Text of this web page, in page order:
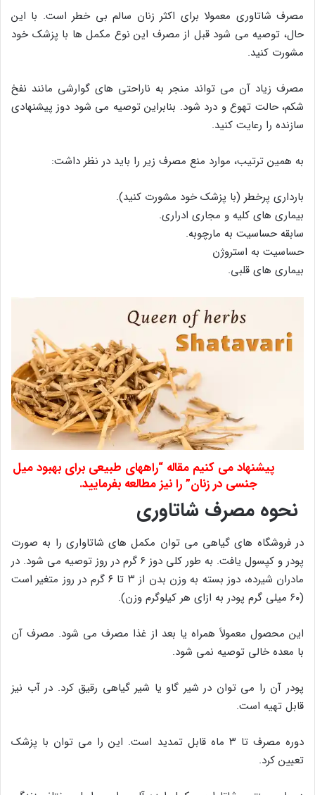
مصرف شاتاوری معمولا برای اکثر زنان سالم بی خطر است. با این
حال، توصیه می شود قبل از مصرف این نوع مکمل ها با پزشک خود
مشورت کنید.
مصرف زیاد آن می تواند منجر به ناراحتی های گوارشی مانند نفخ
شکم، حالت تهوع و درد شود. بنابراین توصیه می شود دوز پیشنهادی
سازنده را رعایت کنید.
به همین ترتیب، موارد منع مصرف زیر را باید در نظر داشت:
بارداری پرخطر (با پزشک خود مشورت کنید).
بیماری های کلیه و مجاری ادراری.
سابقه حساسیت به مارچوبه.
حساسیت به استروژن
بیماری های قلبی.
پیشنهاد می کنیم مقاله “راههای طبیعی برای بهبود میل
جنسی در زنان” را نیز مطالعه بفرمایید.
نحوه مصرف شاتاوری
در فروشگاه های گیاهی می توان مکمل های شاتاواری را به صورت
پودر و کپسول یافت. به طور کلی دوز ۶ گرم در روز توصیه می شود. در
مادران شیرده، دوز بسته به وزن بدن از ۳ تا ۶ گرم در روز متغیر است
(۶۰ میلی گرم پودر به ازای هر کیلوگرم وزن).
این محصول معمولاً همراه یا بعد از غذا مصرف می شود. مصرف آن
با معده خالی توصیه نمی شود.
پودر آن را می توان در شیر گاو یا شیر گیاهی رقیق کرد. در آب نیز
قابل تهیه است.
دوره مصرف تا ۳ ماه قابل تمدید است. این را می توان با پزشک
تعیین کرد.